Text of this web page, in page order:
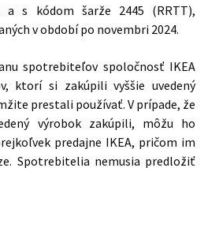
a s kódom šarže 2445 (RRTT),
v období po novembri 2024.
spotrebiteľov spoločnosť IKEA
ktorí si zakúpili vyššie uvedený
prestali používať. V prípade, že
výrobok zakúpili, môžu ho
predajne IKEA, pričom im
Spotrebitelia nemusia predložiť